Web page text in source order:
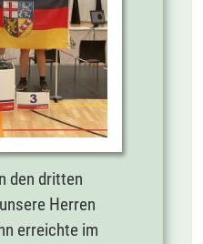
den dritten
Herren
erreichte im